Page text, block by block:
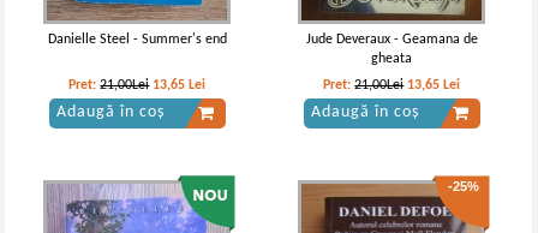
Danielle Steel - Summer's end
Pret:21,00Lei 13,65 Lei
Adaugă în coș
Jude Deveraux - Geamana de
gheata
Pret:21,00Lei 13,65 Lei
Adaugă în coș
-25%